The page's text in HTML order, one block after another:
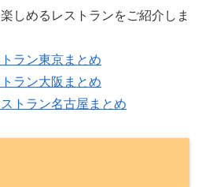
しめるレストランをご紹介しま
ラン東京まとめ
ラン大阪まとめ
トラン名古屋まとめ